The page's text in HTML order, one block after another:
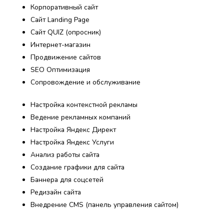
Корпоративный сайт
Сайт Landing Page
Сайт QUIZ (опросник)
Интернет-магазин
Продвижение сайтов
SEO Оптимизация
Сопровождение и обслуживание
Настройка контекстной рекламы
Ведение рекламных компаний
Настройка Яндекс Директ
Настройка Яндекс Услуги
Анализ работы сайта
Создание графики для сайта
Баннера для соцсетей
Редизайн сайта
Внедрение CMS (панель управления сайтом)